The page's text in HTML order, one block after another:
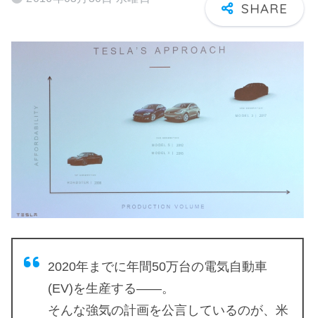
2020年までに年間50万台の電気自動車
(EV)を生産する——。
そんな強気の計画を公言しているのが、米